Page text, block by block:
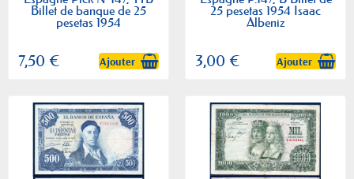
Billet de banque de 25
pesetas 1954
7,50 € Ajouter
25 pesetas 1954 Isaac
Albeniz
3,00 € Ajouter